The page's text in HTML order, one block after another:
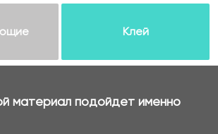
Клей
материал подойдет именно